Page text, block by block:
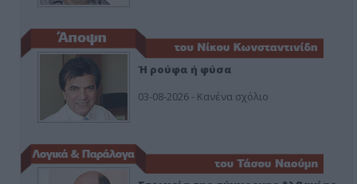
Ή ρούφα ή φύσα
03-08-2026 - Κανένα σχόλιο